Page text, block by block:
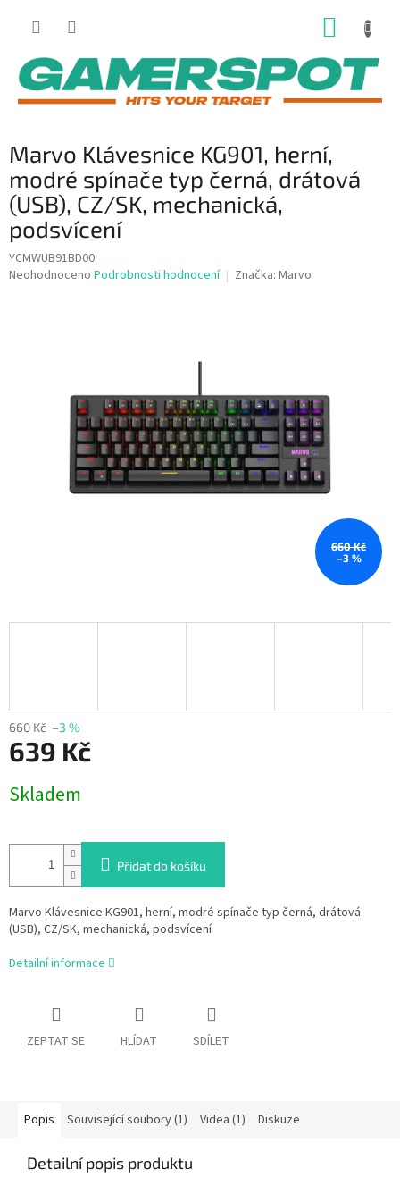
Marvo Klávesnice KG901, herní,
modré spínače typ černá, drátová
(USB), CZ/SK, mechanická,
podsvícení
YCMWUB91BD00
Průměrné
Neohodnoceno Podrobnosti hodnocení Značka: Marvo
660 Kč
–3 %
660 Kč –3 %
639 Kč
cena:
Skladem
Přidat do košíku
Marvo Klávesnice KG901, herní, modré spínače typ černá, drátová
(USB), CZ/SK, mechanická, podsvícení
Detailní informace
ZEPTAT SE HLÍDAT SDÍLET
Popis Související soubory (1) Videa (1) Diskuze
Detailní popis produktu